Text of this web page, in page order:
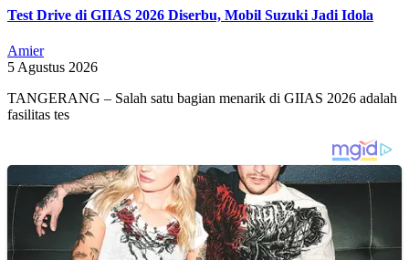
Test Drive di GIIAS 2026 Diserbu, Mobil Suzuki Jadi Idola
Amier
5 Agustus 2026
TANGERANG – Salah satu bagian menarik di GIIAS 2026 adalah
fasilitas tes